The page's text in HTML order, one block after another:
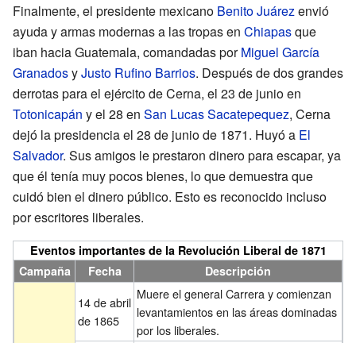
Finalmente, el presidente mexicano Benito Juárezenvió
ayuda y armas modernas a las tropas en Chiapasque
iban hacia Guatemala, comandadas porMiguel García
GranadosyJusto Rufino Barrios. Después de dos grandes
derrotas para el ejército de Cerna, el 23 de junio en
Totonicapán y el 28 en San Lucas Sacatepequez, Cerna
dejó la presidencia el 28 de junio de 1871. Huyó a El
Salvador. Sus amigos le prestaron dinero para escapar, ya
que él tenía muy pocos bienes, lo que demuestra que
cuidó bien el dinero público. Esto es reconocido incluso
por escritores liberales.
Eventos importantes de la Revolución Liberal de 1871
Campaña
Fecha Descripción
14 de abril
de 1865
Muere el general Carrera y comienzan
levantamientos en las áreas dominadas
por los liberales.